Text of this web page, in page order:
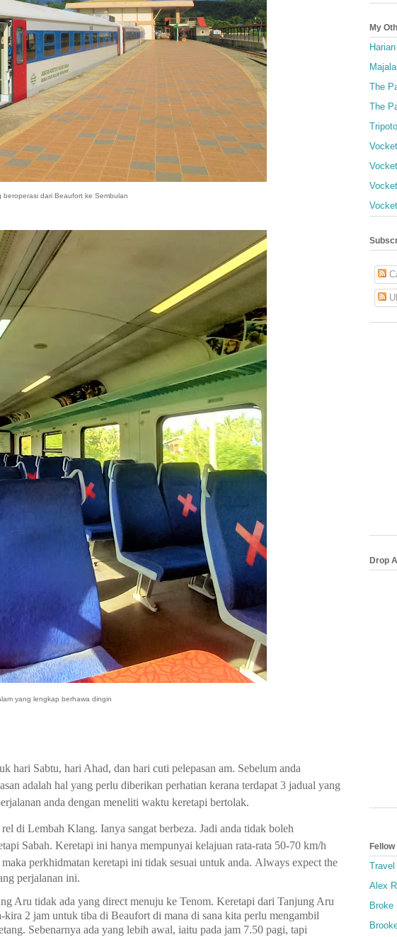
beroperasi dari Beaufort ke Sembulan
yang lengkap berhawa dingin
hari Sabtu, hari Ahad, dan hari cuti pelepasan am. Sebelum anda
adalah hal yang perlu diberikan perhatian kerana terdapat 3 jadual yang
anda dengan meneliti waktu keretapi bertolak.
di Lembah Klang. Ianya sangat berbeza. Jadi anda tidak boleh
Sabah. Keretapi ini hanya mempunyai kelajuan rata-rata 50-70 km/h
perkhidmatan keretapi ini tidak sesuai untuk anda. Always expect the
perjalanan ini.
Aru tidak ada yang direct menuju ke Tenom. Keretapi dari Tanjung Aru
2 jam untuk tiba di Beaufort di mana di sana kita perlu mengambil
Sebenarnya ada yang lebih awal, iaitu pada jam 7.50 pagi, tapi
My
The
The
Drop
Travel
Alex
Broke